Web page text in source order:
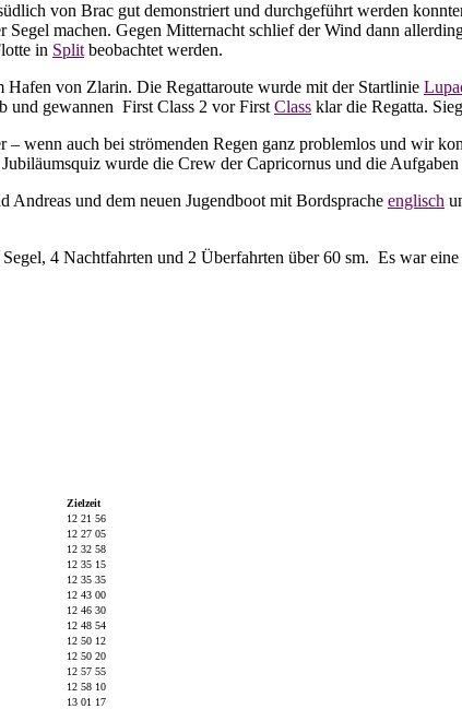
von Brac gut demonstriert und durchgeführt werden
machen. Gegen Mitternacht schlief der Wind dann
in Split beobachtet werden.
Hafen von Zlarin. Die Regattaroute wurde mit der Startlinie
und gewannen First Class 2 vor First Class klar die Regatta.
wenn auch bei strömenden Regen ganz problemlos und wir
wurde die Crew der Capricornus und die
Andreas und dem neuen Jugendboot mit Bordsprache englisch
4 Nachtfahrten und 2 Überfahrten über 60 sm. Es war
Zielzeit
12 21 56
12 27 05
12 32 58
12 35 15
12 35 35
12 43 00
12 46 30
12 48 54
12 50 12
12 50 20
12 57 55
12 58 10
13 01 17